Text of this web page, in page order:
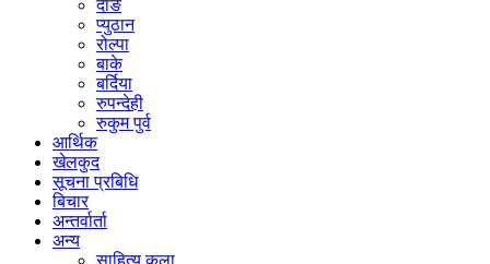
दाङ
प्युठान
रोल्पा
बाके
बर्दिया
रुपन्देही
रुकुम पुर्व
आर्थिक
खेलकुद
सूचना प्रबिधि
बिचार
अन्तर्वार्ता
अन्य
साहित्य कला